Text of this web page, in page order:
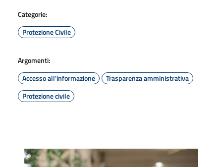
Categorie:
Protezione Civile
Argomenti:
Accesso all'informazione
Trasparenza amministrativa
Protezione civile